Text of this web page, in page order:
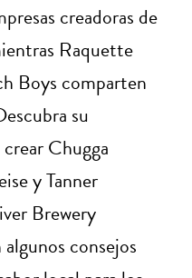
creadoras de
Raquette
Boys comparten
su
Chugga
y Tanner
Brewery
consejos